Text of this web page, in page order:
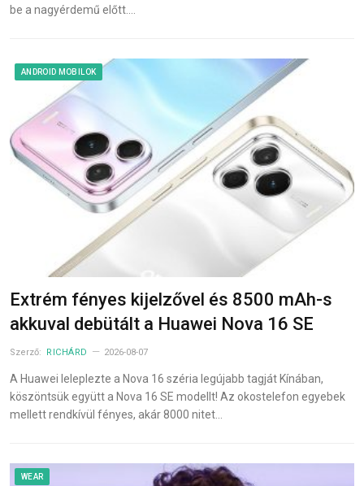
be a nagyérdemű előtt.…
ANDROID MOBILOK
Extrém fényes kijelzővel és 8500 mAh-s
akkuval debütált a Huawei Nova 16 SE
Szerző: RICHÁRD 2026-08-07
A Huawei leleplezte a Nova 16 széria legújabb tagját Kínában,
köszöntsük együtt a Nova 16 SE modellt! Az okostelefon egyebek
mellett rendkívül fényes, akár 8000 nitet…
WEAR